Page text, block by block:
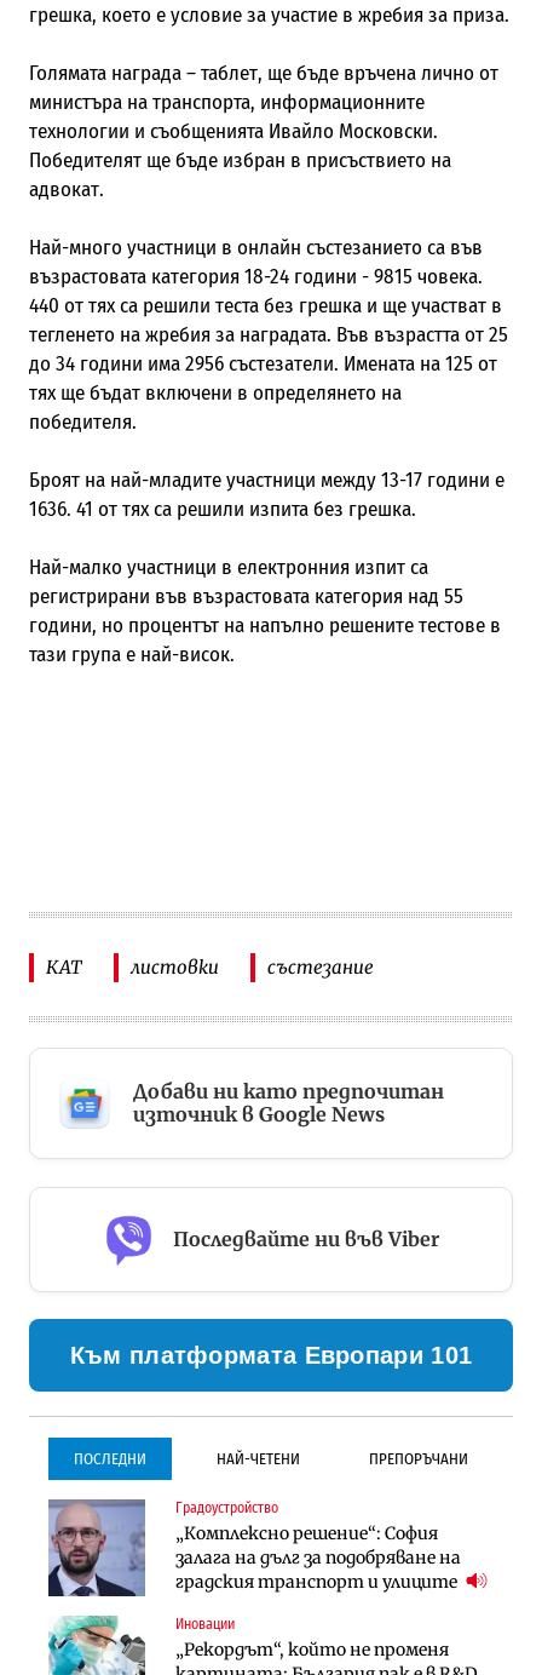
грешка, което е условие за участие в жребия за приза.
Голямата награда – таблет, ще бъде връчена лично от
министъра на транспорта, информационните
технологии и съобщенията Ивайло Московски.
Победителят ще бъде избран в присъствието на
адвокат.
Най-много участници в онлайн състезанието са във
възрастовата категория 18-24 години - 9815 човека.
440 от тях са решили теста без грешка и ще участват в
тегленето на жребия за наградата. Във възрастта от 25
до 34 години има 2956 състезатели. Имената на 125 от
тях ще бъдат включени в определянето на
победителя.
Броят на най-младите участници между 13-17 години е
1636. 41 от тях са решили изпита без грешка.
Най-малко участници в електронния изпит са
регистрирани във възрастовата категория над 55
години, но процентът на напълно решените тестове в
тази група е най-висок.
КАТ листовки състезание
Добави ни като предпочитан
източник в Google News
Последвайте ни във Viber
Към платформата Европари 101
ПОСЛЕДНИ НАЙ-ЧЕТЕНИ ПРЕПОРЪЧАНИ
Градоустройство
„Комплексно решение“: София
залага на дълг за подобряване на
градския транспорт и улиците
Иновации
„Рекордът“, който не променя
Градоустройство
Столична община избра
изпълнител за преместването на
трамвайното трасе по бул.
Инфраструктура
Инфраструктура
Проектирането на тунела под
Петрохан ще върви паралелно с
екологичните оценки
Компании
„Хювефарма“ подписа договор за